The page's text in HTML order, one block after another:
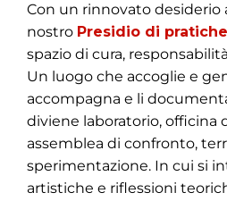
Con un rinnovato desiderio
nostro Presidio di
spazio di cura,
Un luogo che accoglie e
accompagna e li
diviene laboratorio, officina
assemblea di confronto,
sperimentazione. In cui si
artistiche e riflessioni